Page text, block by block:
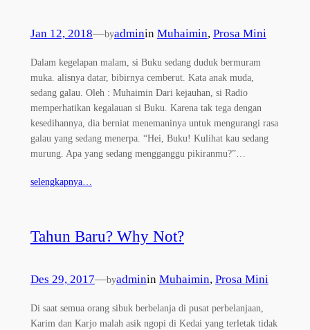
Jan 12, 2018—byadminin Muhaimin, Prosa Mini
Dalam kegelapan malam, si Buku sedang duduk bermuram
muka. alisnya datar, bibirnya cemberut. Kata anak muda,
sedang galau. Oleh : Muhaimin Dari kejauhan, si Radio
memperhatikan kegalauan si Buku. Karena tak tega dengan
kesedihannya, dia berniat menemaninya untuk mengurangi rasa
galau yang sedang menerpa. “Hei, Buku! Kulihat kau sedang
murung. Apa yang sedang mengganggu pikiranmu?”…
selengkapnya…
Tahun Baru? Why Not?
Des 29, 2017—byadminin Muhaimin, Prosa Mini
Di saat semua orang sibuk berbelanja di pusat perbelanjaan,
Karim dan Karjo malah asik ngopi di Kedai yang terletak tidak